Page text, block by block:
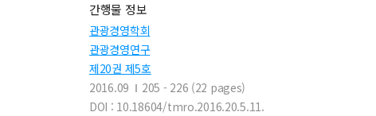
간행물 정보
관광경영학회
관광경영연구
제20권 제5호
2016.09
205 - 226 (22 pages)
DOI : 10.18604/tmro.2016.20.5.11.